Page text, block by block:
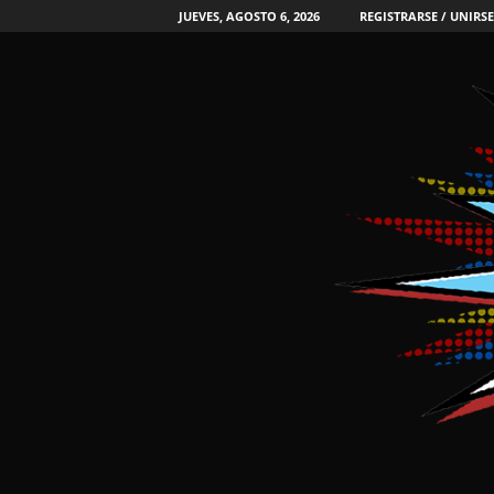
JUEVES, AGOSTO 6, 2026 REGISTRARSE / UNIRSE